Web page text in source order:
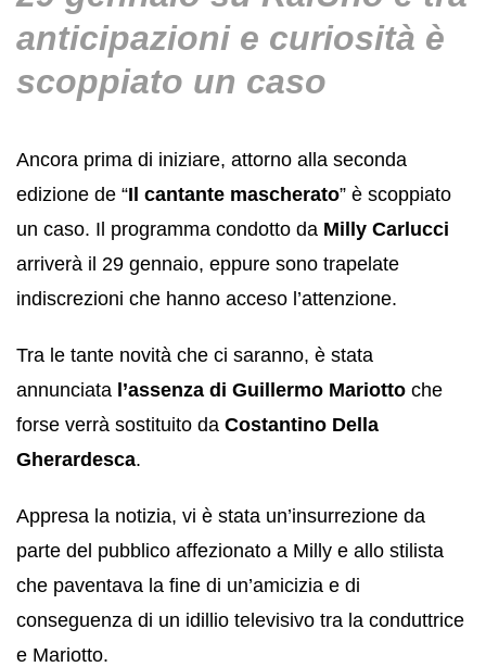
anticipazioni e curiosità è
scoppiato un caso
Ancora prima di iniziare, attorno alla seconda
edizione de “Il cantante mascherato” è scoppiato
un caso. Il programma condotto da Milly Carlucci
arriverà il 29 gennaio, eppure sono trapelate
indiscrezioni che hanno acceso l’attenzione.
Tra le tante novità che ci saranno, è stata
annunciata l’assenza di Guillermo Mariotto che
forse verrà sostituito da Costantino Della
Gherardesca.
Appresa la notizia, vi è stata un’insurrezione da
parte del pubblico affezionato a Milly e allo stilista
che paventava la fine di un’amicizia e di
conseguenza di un idillio televisivo tra la conduttrice
e Mariotto.